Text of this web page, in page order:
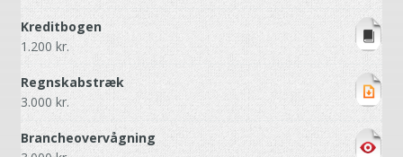
Kreditbogen
1.200 kr.
Regnskabstræk
3.000 kr.
Brancheovervågning